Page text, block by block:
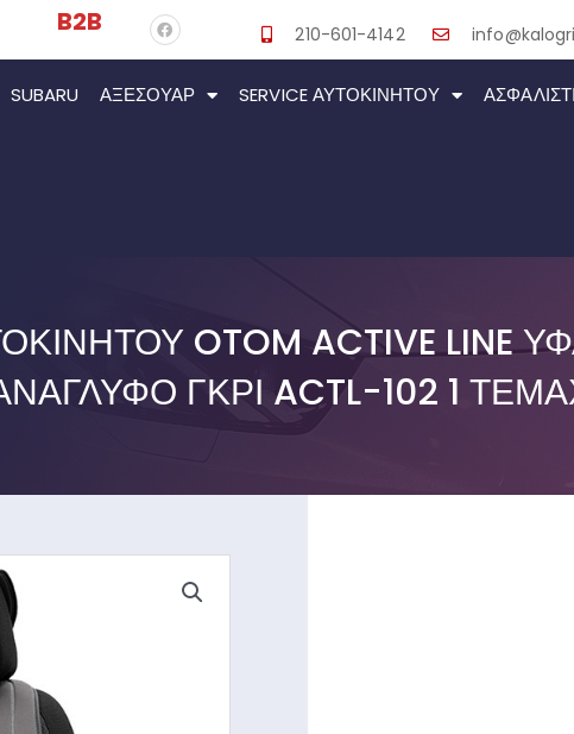
B2B 210-601-4142
SUBARU ΑΞΕΣΟΥΆΡ SERVICE ΑΥΤΟΚΙΝΉΤΟΥ
OTOM ACTIVE LINE
ΓΚΡΙ ACTL-102 1